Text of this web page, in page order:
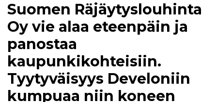
Suomen Räjäytyslouhinta
Oy vie alaa eteenpäin ja
panostaa
kaupunkikohteisiin.
Tyytyväisyys Develoniin
kumpuaa niin koneen